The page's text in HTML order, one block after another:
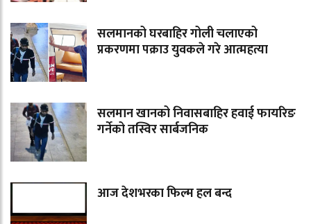
सलमानको घरबाहिर गोली चलाएको
प्रकरणमा पक्राउ युवकले गरे आत्महत्या
सलमान खानको निवासबाहिर हवाई फायरिङ
गर्नेको तस्विर सार्बजनिक
आज देशभरका फिल्म हल बन्द